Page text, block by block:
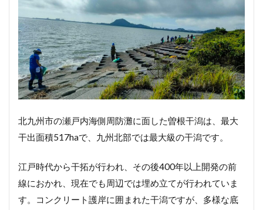
北九州市の瀬戸内海側周防灘に面した曽根干潟は、最大
干出面積517haで、九州北部では最大級の干潟です。
江戸時代から干拓が行われ、その後400年以上開発の前
線におかれ、現在でも周辺では埋め立てが行われていま
す。コンクリート護岸に囲まれた干潟ですが、多様な底